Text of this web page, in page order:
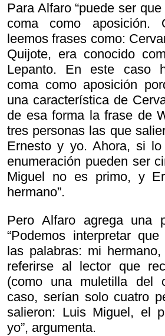
Para Alfaro “puede ser
coma como aposición.
leemos frases como:
Quijote, era conocido
Lepanto. En este caso
coma como aposición
una característica de
de esa forma la frase de
tres personas las que
Ernesto y yo. Ahora, si lo
enumeración pueden ser
Miguel no es primo, y
hermano”.
Pero Alfaro agrega una
“Podemos interpretar
las palabras: mi
referirse al lector que
(como una muletilla del
caso, serían solo cuatro
salieron: Luis Miguel, el
yo”, argumenta.